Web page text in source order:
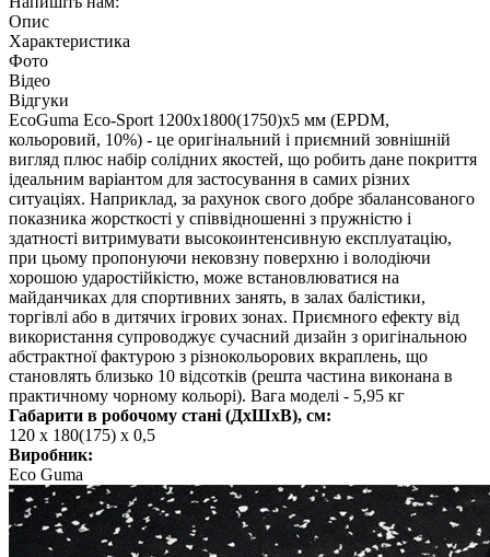
Опис
Характеристика
Фото
Відео
Відгуки
EcoGuma Eco-Sport 1200х1800(1750)х5 мм (EPDM,
кольоровий, 10%) - це оригінальний і приємний зовнішній
вигляд плюс набір солідних якостей, що робить дане покриття
ідеальним варіантом для застосування в самих різних
ситуаціях. Наприклад, за рахунок свого добре збалансованого
показника жорсткості у співвідношенні з пружністю і
здатності витримувати высокоинтенсивную експлуатацію,
при цьому пропонуючи нековзну поверхню і володіючи
хорошою ударостійкістю, може встановлюватися на
майданчиках для спортивних занять, в залах балістики,
торгівлі або в дитячих ігрових зонах. Приємного ефекту від
використання супроводжує сучасний дизайн з оригінальною
абстрактної фактурою з різнокольорових вкраплень, що
становлять близько 10 відсотків (решта частина виконана в
практичному чорному кольорі). Вага моделі - 5,95 кг
Габарити в робочому стані (ДхШхВ), см:
120 х 180(175) х 0,5
Виробник:
Eco Guma